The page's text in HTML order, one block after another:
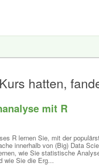
hatten,
mit R
R lernen Sie, mit der
innerhalb von (Big) Data
wie Sie statistische
wie Sie die Erg...